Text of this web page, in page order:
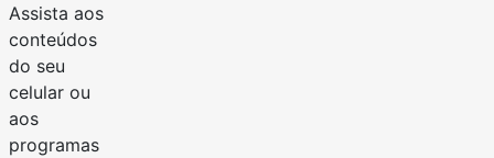
Assista aos
conteúdos
do seu
celular ou
aos
programas